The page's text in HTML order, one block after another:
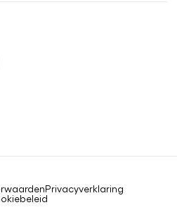
Privacyverklaring